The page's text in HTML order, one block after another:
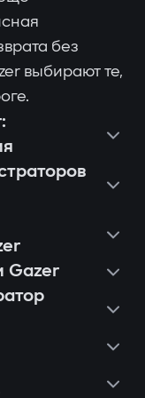
без
выбирают те,
Gazer